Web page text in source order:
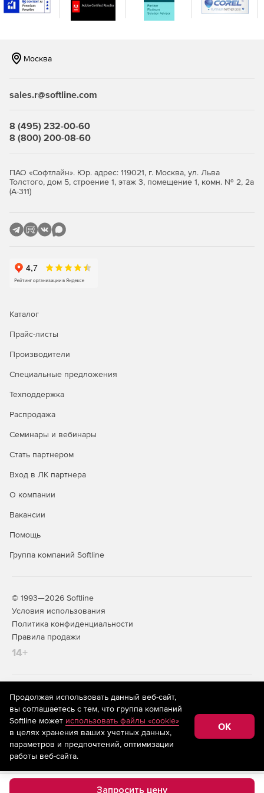
адреса и URL-адреса, занесенные в черный список в
глобальном масштабе и распознанные по каналам на
Повышение безопасности и обеспечение
Эффективный мониторинг, отчетность и аудит
Запросить цену
Москва
sales.r@softline.com
8 (495) 232-00-60
8 (800) 200-08-60
ПАО «Софтлайн». Юр. адрес: 119021, г. Москва, ул. Льва
Толстого, дом 5, строение 1, этаж 3, помещение 1, комн. № 2, 2а
(А-311)
Каталог
Прайс-листы
Производители
Специальные предложения
Техподдержка
Распродажа
Семинары и вебинары
Стать партнером
Вход в ЛК партнера
О компании
Вакансии
Помощь
Группа компаний Softline
© 1993—2026 Softline
Условия использования
Политика конфиденциальности
Правила продажи
14+
На информационном ресурсе store.softline.ru применяются
рекомендательные технологии
(информационные технологии
предоставления информации на основе сбора,
систематизации и анализа сведений, относящихся к
предпочтениям пользователей сети «Интернет»,
находящихся на территории Российской Федерации)
Продолжая использовать данный веб-сайт,
вы соглашаетесь с тем, что группа компаний
Softline может использовать файлы «cookie»
в целях хранения ваших учетных данных,
параметров и предпочтений, оптимизации
работы веб-сайта.
OK